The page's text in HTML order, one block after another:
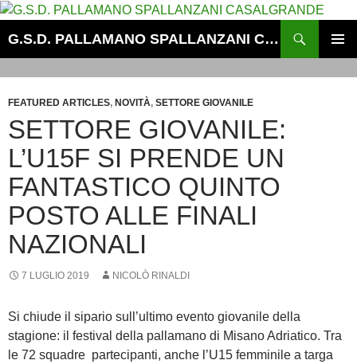
Vai
contenuto
G.S.D. PALLAMANO SPALLANZANI CASALGRANDE
FEATURED ARTICLES, NOVITÀ, SETTORE GIOVANILE
SETTORE GIOVANILE:
L’U15F SI PRENDE UN
FANTASTICO QUINTO
POSTO ALLE FINALI
NAZIONALI
7 LUGLIO 2019 NICOLÒ RINALDI
Si chiude il sipario sull’ultimo evento giovanile della
stagione: il festival della pallamano di Misano Adriatico. Tra
le 72 squadre partecipanti, anche l’U15 femminile a targa